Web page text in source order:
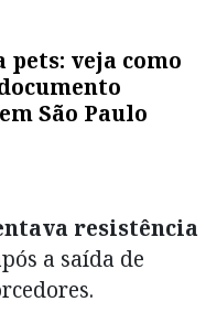
pets: veja como
São Paulo
resistência
a saída de